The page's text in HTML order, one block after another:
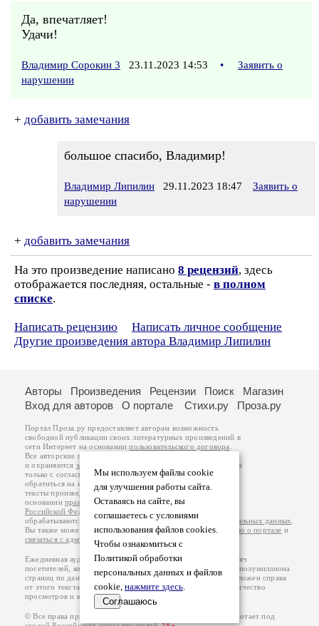
Да, впечатляет!
Удачи!
Владимир Сорокин 3 23.11.2023 14:53 •
Заявить о
нарушении
+ добавить замечания
большое спасибо, Владимир!
Владимир Липилин 29.11.2023 18:47
Заявить о
нарушении
+ добавить замечания
На это произведение написано 8 рецензий, здесь
отображается последняя, остальные - в полном
списке.
Написать рецензию
Написать личное сообщение
Другие произведения автора Владимир Липилин
Мы используем файлы cookie
для улучшения работы сайта.
Оставаясь на сайте, вы
соглашаетесь с условиями
использования файлов cookies.
Чтобы ознакомиться с
Политикой обработки
персональных данных и файлов
cookie, нажмите здесь.
Соглашаюсь
Авторы Произведения Рецензии Поиск
Магазин
Вход для авторов
О портале Стихи.ру Проза.ру
Портал Проза.ру предоставляет авторам возможность
свободной публикации своих литературных произведений в
сети Интернет на основаниипользовательского договора
Все авторские права на произведения принадлежат авторам
и охраняются законом
. Перепечатка произведений возможна
только с согласия его автора, к которому вы можете
обратиться на его авторской странице. Ответственность за
тексты произведений авторы несут самостоятельно на
основанииправил публикацииизаконодательства
Российской Федерации
обрабатываются на основанииПолитики обработки персональных данных
Вы также можете посмотреть более подробнуюинформацию о портале и
связаться с администрацией
Ежедневная аудитория портала Проза.ру – порядка 100 тысяч
посетителей, которые в общей сумме просматривают более полумиллиона
страниц по данным счетчика посещаемости, который расположен справа
от этого текста. В каждой графе указано по две цифры: количество
просмотров и количество посетителей.
© Все права принадлежат авторам, 2000-2026. Портал работает под